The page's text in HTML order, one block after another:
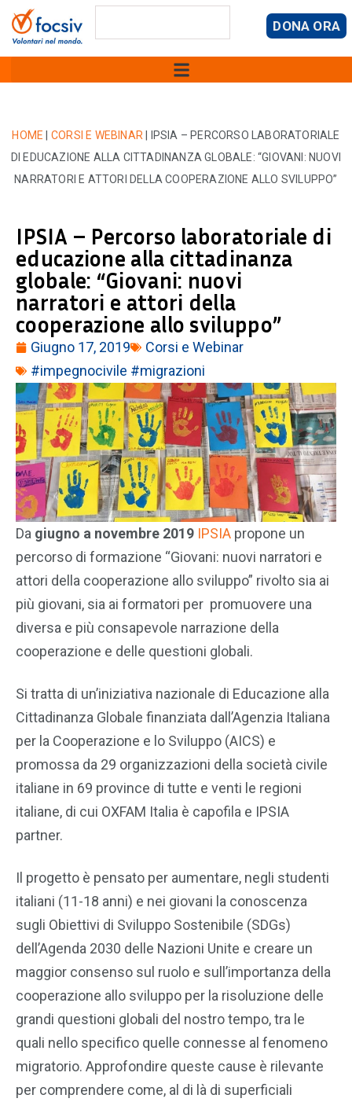
DONA ORA
HOME CORSI E WEBINAR
IPSIA – PERCORSO LABORATORIALE
DI EDUCAZIONE ALLA CITTADINANZA GLOBALE: “GIOVANI: NUOVI
NARRATORI E ATTORI DELLA COOPERAZIONE ALLO SVILUPPO”
IPSIA – Percorso laboratoriale di
educazione alla cittadinanza
globale: “Giovani: nuovi
narratori e attori della
cooperazione allo sviluppo”
Giugno 17, 2019
Corsi e Webinar
#impegnocivile #migrazioni
Da giugno a novembre 2019 IPSIA propone un
percorso di formazione “Giovani: nuovi narratori e
attori della cooperazione allo sviluppo” rivolto sia ai
più giovani, sia ai formatori per promuovere una
diversa e più consapevole narrazione della
cooperazione e delle questioni globali.
Si tratta di un’iniziativa nazionale di Educazione alla
Cittadinanza Globale finanziata dall’Agenzia Italiana
per la Cooperazione e lo Sviluppo (AICS) e
promossa da 29 organizzazioni della società civile
italiane in 69 province di tutte e venti le regioni
italiane, di cui OXFAM Italia è capofila e IPSIA
partner.
Il progetto è pensato per aumentare, negli studenti
italiani (11-18 anni) e nei giovani la conoscenza
sugli Obiettivi di Sviluppo Sostenibile (SDGs)
dell’Agenda 2030 delle Nazioni Unite e creare un
maggior consenso sul ruolo e sull’importanza della
cooperazione allo sviluppo per la risoluzione delle
grandi questioni globali del nostro tempo, tra le
quali nello specifico quelle connesse al fenomeno
migratorio. Approfondire queste cause è rilevante
per comprendere come, al di là di superficiali